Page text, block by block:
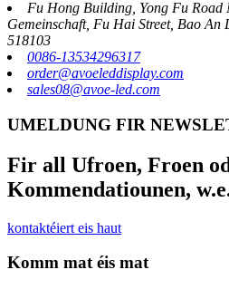
Fu Hong Building, Yong Fu Road
Gemeinschaft, Fu Hai Street, Bao An
518103
0086-13534296317
order@avoeleddisplay.com
sales08@avoe-led.com
UMELDUNG FIR
Fir all Ufroen, Froen
Kommendatiounen,
kontaktéiert eis haut
Komm mat éis mat